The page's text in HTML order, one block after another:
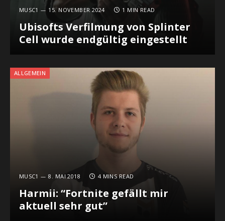
MUSC1 15. NOVEMBER 2024 1 MIN READ
Ubisofts Verfilmung von Splinter
Cell wurde endgültig eingestellt
ALLGEMEIN
MUSC1 8. MAI 2018 4 MINS READ
Harmii: “Fortnite gefällt mir
aktuell sehr gut”